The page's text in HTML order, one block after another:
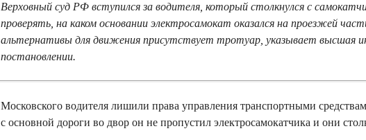
Верховный суд РФ вступился за водителя, который столкнулся с
проверять, на каком основании электросамокат оказался на проезжей
альтернативы для движения присутствует тротуар, указывает высшая
постановлении.
Московского водителя лишили права управления транспортными
с основной дороги во двор он не пропустил электросамокатчика и они